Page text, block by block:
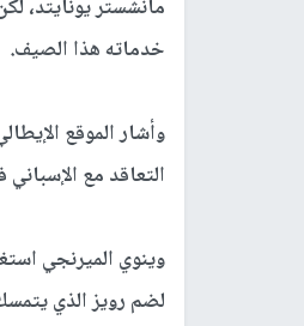
مانشستر يونايتد،
خدماته هذا الصيف.
وأشار الموقع
التعاقد مع
وينوي الميرنجي
لضم رويز الذي